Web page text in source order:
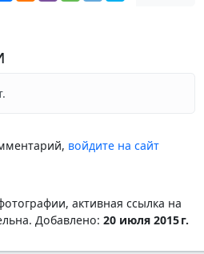
войдите на сайт
активная ссылка на
Добавлено: 20 июля 2015 г.